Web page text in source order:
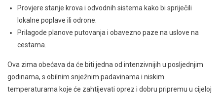
Provjere stanje krova i odvodnih sistema kako bi spriječili
lokalne poplave ili odrone.
Prilagode planove putovanja i obavezno paze na uslove na
cestama.
Ova zima obećava da će biti jedna od intenzivnijih u posljednjim
godinama, s obilnim snježnim padavinama i niskim
temperaturama koje će zahtijevati oprez i dobru pripremu u cijeloj